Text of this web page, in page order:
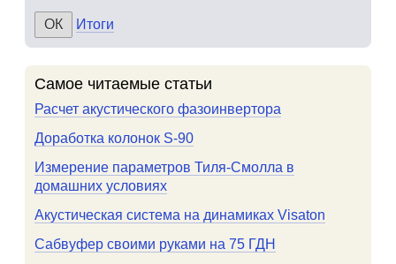
Итоги
Самое читаемые статьи
Расчет акустического фазоинвертора
Доработка колонок S-90
Измерение параметров Тиля-Смолла в
домашних условиях
Акустическая система на динамиках Visaton
Сабвуфер своими руками на 75 ГДН